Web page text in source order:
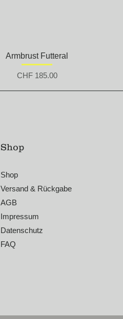
Armbrust Futteral
Preis
CHF 185.00
Shop
Shop
Versand & Rückgabe
AGB
Impressum
Datenschutz
FAQ